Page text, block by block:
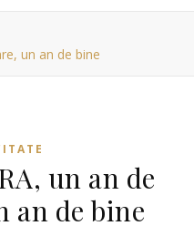
un an de bine
un an de
an de bine